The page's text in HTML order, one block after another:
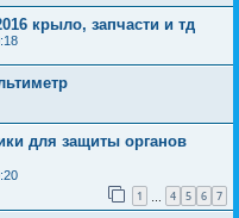
крыло, запчасти и тд
для защиты органов
1 4 5 6 7